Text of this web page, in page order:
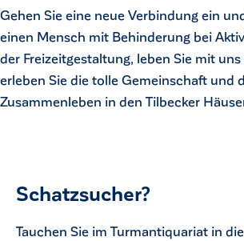
Gehen Sie eine neue Verbindung ein
einen Mensch mit Behinderung bei
der Freizeitgestaltung, leben Sie mit
erleben Sie die tolle Gemeinschaft und
Zusammenleben in den Tilbecker
Schatzsucher?
Tauchen Sie im Turmantiquariat in